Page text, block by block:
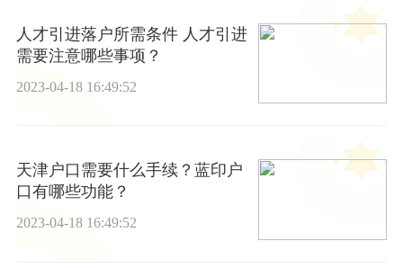
人才引进落户所需条件 人才引进
需要注意哪些事项？
2023-04-18 16:49:52
天津户口需要什么手续？蓝印户
口有哪些功能？
2023-04-18 16:49:52